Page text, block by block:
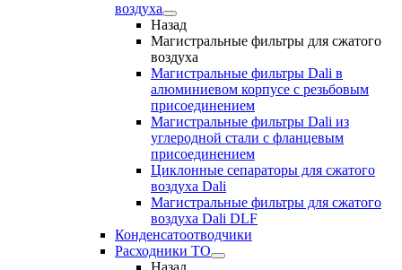
воздуха
Назад
Магистральные фильтры для сжатого
воздуха
Магистральные фильтры Dali в
алюминиевом корпусе с резьбовым
присоединением
Магистральные фильтры Dali из
углеродной стали с фланцевым
присоединением
Циклонные сепараторы для сжатого
воздуха Dali
Магистральные фильтры для сжатого
воздуха Dali DLF
Конденсатоотводчики
Расходники ТО
Назад